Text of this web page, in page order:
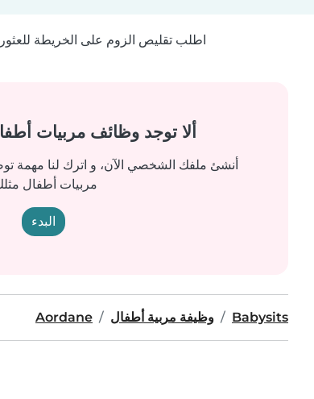
اطلب تقليص الزوم على الخريطة للعثور
ألا توجد وظائف مربيات
أنشئ ملفك الشخصي الآن، و اترك لنا مهمة
مربيات أطفال
البدء
Babysits وظيفة مربية أطفال Aordane